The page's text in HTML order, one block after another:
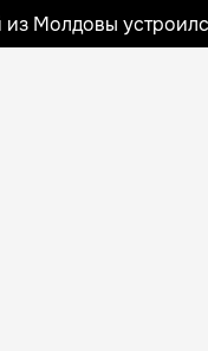
Молдовы